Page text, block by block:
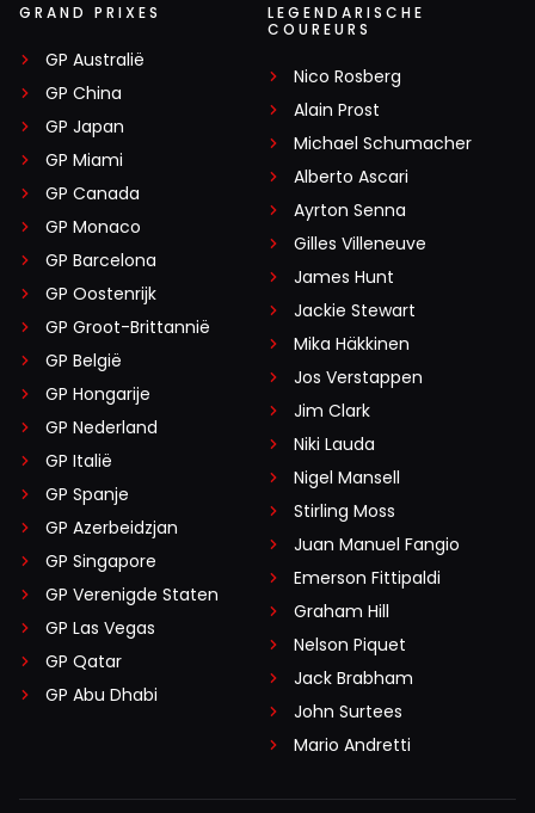
GRAND PRIXES
GP Australië
GP China
GP Japan
GP Miami
GP Canada
GP Monaco
GP Barcelona
GP Oostenrijk
GP Groot-Brittannië
GP België
GP Hongarije
GP Nederland
GP Italië
GP Spanje
GP Azerbeidzjan
GP Singapore
GP Verenigde Staten
GP Las Vegas
GP Qatar
GP Abu Dhabi
LEGENDARISCHE
COUREURS
Nico Rosberg
Alain Prost
Michael Schumacher
Alberto Ascari
Ayrton Senna
Gilles Villeneuve
James Hunt
Jackie Stewart
Mika Häkkinen
Jos Verstappen
Jim Clark
Niki Lauda
Nigel Mansell
Stirling Moss
Juan Manuel Fangio
Emerson Fittipaldi
Graham Hill
Nelson Piquet
Jack Brabham
John Surtees
Mario Andretti